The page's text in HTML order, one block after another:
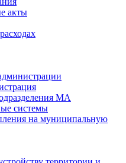
акты
МА
системы
на муниципальную